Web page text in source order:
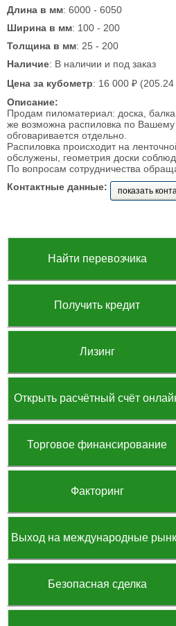
Длина в мм: 6000 - 6050
Ширина в мм: 100 - 200
Толщина в мм: 25 - 200
Наличие: В наличии и под заказ
Цена за кубометр: 16 000 ₽ (205.24
Описание:
Продам пиломатериал: доска,
же возможна распиловка по Вашему
обговаривается отдельно.
Распиловка происходит на
обслужены, геометрия доски
По вопросам сотрудничества
Контактные данные:
показать
Найти перевозчика
Получить кредит
Лизинг
Открыть расчётный счёт
Торговое финансирование
Факторинг
Выход на международные
Безопасная сделка